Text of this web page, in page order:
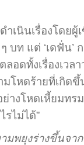
นินเรื่องโดยผู้เ
ท แต่ ‘เดฟั่น’
ดทั้งเรื่องเวล
โหดร้ายที่เกิด
างโหดเหี้ยมทร
รไม่ได้”
มพยุงร่างขึ้นจ